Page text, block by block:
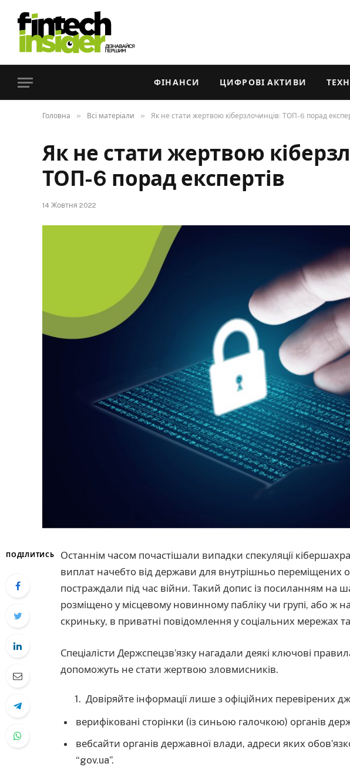
ФІНАНСИ ЦИФРОВІ АКТИВИ
Головна » Всі матеріали » Як не стати жертвою кіберзлочинців: ТОП-6 порад
Як не стати жертвою
ТОП-6 порад експертів
14 Жовтня 2022
ПОДІЛИТИСЬ
Останнім часом почастішали випадки спекуляції
виплат начебто від держави для внутрішньо переміщених
постраждали під час війни. Такий допис із посиланням на
розміщено у місцевому новинному пабліку чи групі, або ж
скриньку, в приватні повідомлення у соціальних мережах
Спеціалісти Держспецзв’язку нагадали деякі ключові
допоможуть не стати жертвою зловмисників.
Довіряйте інформації лише з офіційних перевірених
верифіковані сторінки (із синьою галочкою) органів
вебсайти органів державної влади, адреси яких
“gov.ua”.